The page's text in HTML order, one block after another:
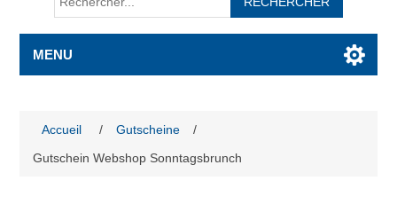
MENU
Accueil / Gutscheine
/
Gutschein Webshop Sonntagsbrunch